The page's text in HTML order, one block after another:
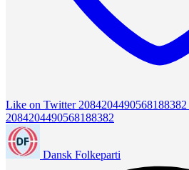
Like on Twitter 2084204490568188382
2084204490568188382
Dansk Folkeparti